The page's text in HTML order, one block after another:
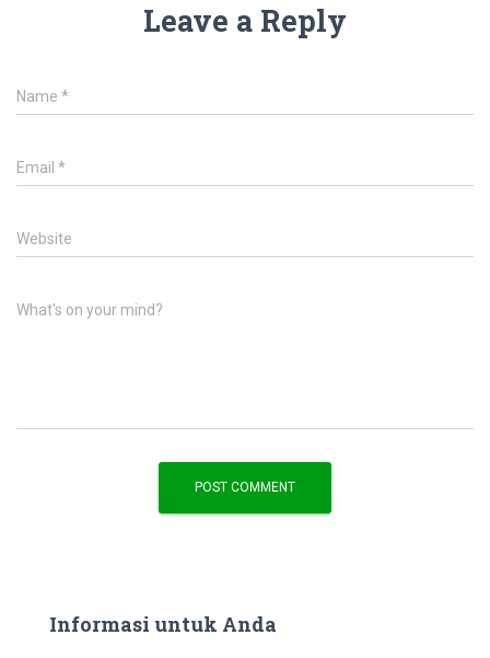
Leave a Reply
Name *
Email *
Website
What's on your mind?
Informasi untuk Anda